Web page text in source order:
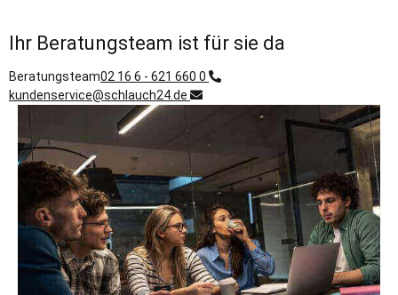
Ihr Beratungsteam ist für sie da
Beratungsteam02 16 6 - 621 660 0
kundenservice@schlauch24.de